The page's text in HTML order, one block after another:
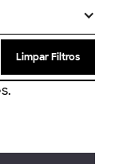
Limpar Filtros